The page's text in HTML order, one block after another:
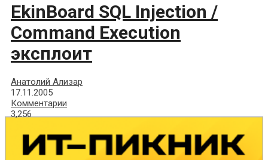
EkinBoard SQL Injection /
Command Execution
эксплоит
Анатолий Ализар
17.11.2005
Комментарии
3,256